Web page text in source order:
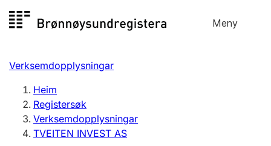
til
Meny
Registersøk
Aksjeselskap
Enkeltpersonføretak
Registrere, endre, slette
Verksemdopplysningar
Heim
Registersøk
Verksemdopplysningar
TVEITEN INVEST AS